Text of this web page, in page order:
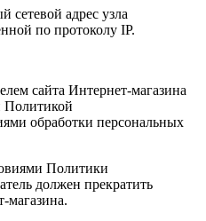
сетевой адрес узла
по протоколу IP.
сайта Интернет-магазина
Политикой
обработки персональных
Политики
должен прекратить
магазина.